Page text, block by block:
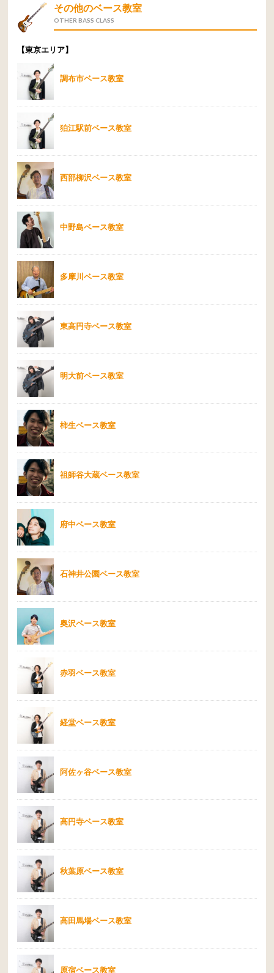
その他のベース教室
OTHER BASS CLASS
【東京エリア】
調布市ベース教室
狛江駅前ベース教室
西部柳沢ベース教室
中野島ベース教室
多摩川ベース教室
東高円寺ベース教室
明大前ベース教室
柿生ベース教室
祖師谷大蔵ベース教室
府中ベース教室
石神井公園ベース教室
奥沢ベース教室
赤羽ベース教室
経堂ベース教室
阿佐ヶ谷ベース教室
高円寺ベース教室
秋葉原ベース教室
高田馬場ベース教室
原宿ベース教室